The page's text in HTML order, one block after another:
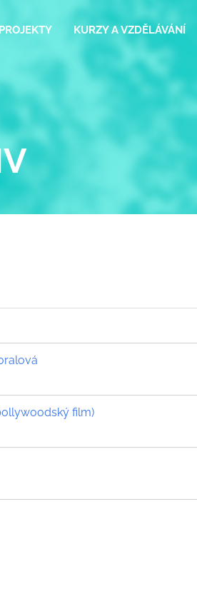
PROJEKTY KURZY A VZDĚLÁVÁNÍ
film)